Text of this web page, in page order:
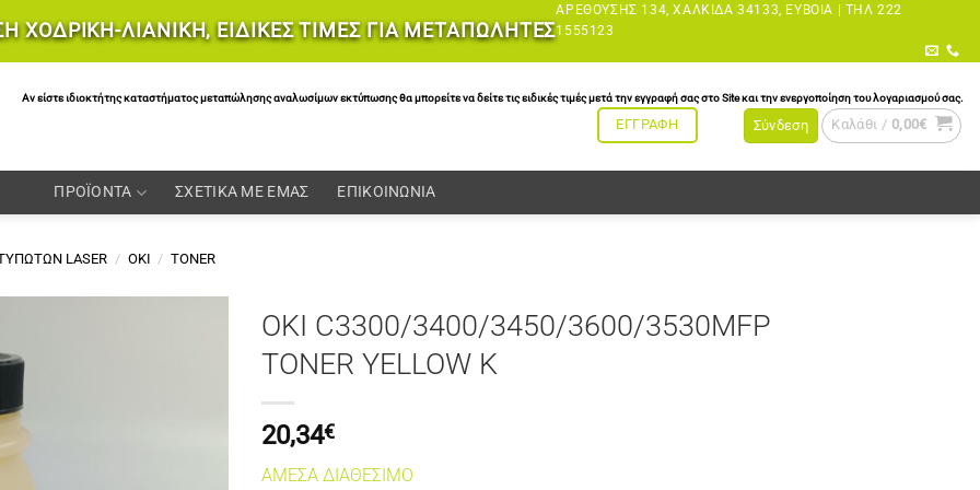
ΧΟΔΡΙΚΗ-ΛΙΑΝΙΚΗ, ΕΙΔΙΚΕΣ ΤΙΜΕΣ ΓΙΑ ΜΕΤΑΠΩΛΗΤΕΣ
ΑΡΕΘΟΎΣΗΣ 134, ΧΑΛΚΊΔΑ 34133, ΕΎΒΟΙΑ | ΤΗΛ 222
1555123
Αν είστε ιδιοκτήτης καταστήματος μεταπώλησης αναλωσίμων εκτύπωσης θα μπορείτε να δείτε τις ειδικές τιμές μετά την εγγραφή σας στο Site και την ενεργοποίηση του λογαριασμού σας.
ΕΓΓΡΑΦΗ Σύνδεση Καλάθι / 0,00€
ΠΡΟΪΟΝΤΑ ΣΧΕΤΙΚΑ ΜΕ ΕΜΑΣ ΕΠΙΚΟΙΝΩΝΙΑ
LASER / OKI / TONER
OKI C3300/3400/3450/3600/3530MFP
TONER YELLOW K
20,34€
ΑΜΕΣΑ ΔΙΑΘΕΣΙΜΟ